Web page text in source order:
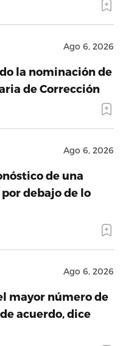
Ago 6, 2026
la nominación de
de Corrección
Ago 6, 2026
de una
debajo de lo
Ago 6, 2026
mayor número de
acuerdo, dice